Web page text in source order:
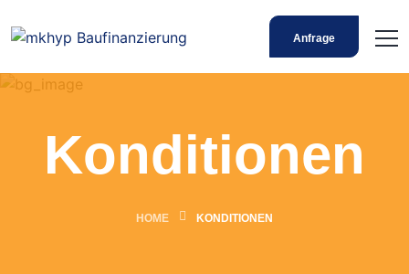
Anfrage
Konditionen
HOME KONDITIONEN